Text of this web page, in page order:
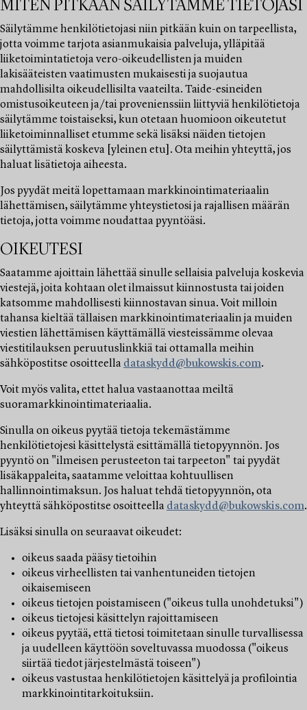
MITEN PITKÄÄN SÄILYTÄMME TIETOJASI
Säilytämme henkilötietojasi niin pitkään kuin on tarpeellista,
jotta voimme tarjota asianmukaisia palveluja, ylläpitää
liiketoimintatietoja vero-oikeudellisten ja muiden
lakisääteisten vaatimusten mukaisesti ja suojautua
mahdollisilta oikeudellisilta vaateilta. Taide-esineiden
omistusoikeuteen ja/tai provenienssiin liittyviä henkilötietoja
säilytämme toistaiseksi, kun otetaan huomioon oikeutetut
liiketoiminnalliset etumme sekä lisäksi näiden tietojen
säilyttämistä koskeva [yleinen etu]. Ota meihin yhteyttä, jos
haluat lisätietoja aiheesta.
Jos pyydät meitä lopettamaan markkinointimateriaalin
lähettämisen, säilytämme yhteystietosi ja rajallisen määrän
tietoja, jotta voimme noudattaa pyyntöäsi.
OIKEUTESI
Saatamme ajoittain lähettää sinulle sellaisia palveluja koskevia
viestejä, joita kohtaan olet ilmaissut kiinnostusta tai joiden
katsomme mahdollisesti kiinnostavan sinua. Voit milloin
tahansa kieltää tällaisen markkinointimateriaalin ja muiden
viestien lähettämisen käyttämällä viesteissämme olevaa
viestitilauksen peruutuslinkkiä tai ottamalla meihin
sähköpostitse osoitteella dataskydd@bukowskis.com.
Voit myös valita, ettet halua vastaanottaa meiltä
suoramarkkinointimateriaalia.
Sinulla on oikeus pyytää tietoja tekemästämme
henkilötietojesi käsittelystä esittämällä tietopyynnön. Jos
pyyntö on "ilmeisen perusteeton tai tarpeeton" tai pyydät
lisäkappaleita, saatamme veloittaa kohtuullisen
hallinnointimaksun. Jos haluat tehdä tietopyynnön, ota
yhteyttä sähköpostitse osoitteella dataskydd@bukowskis.com.
Lisäksi sinulla on seuraavat oikeudet:
oikeus saada pääsy tietoihin
oikeus virheellisten tai vanhentuneiden tietojen
oikaisemiseen
oikeus tietojen poistamiseen ("oikeus tulla unohdetuksi")
oikeus tietojesi käsittelyn rajoittamiseen
oikeus pyytää, että tietosi toimitetaan sinulle turvallisessa
ja uudelleen käyttöön soveltuvassa muodossa ("oikeus
siirtää tiedot järjestelmästä toiseen")
oikeus vastustaa henkilötietojen käsittelyä ja profilointia
markkinointitarkoituksiin.